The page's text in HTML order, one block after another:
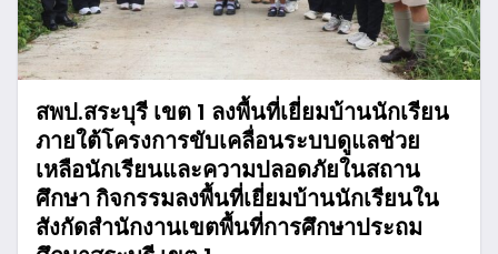
สพป.สระบุรี เขต 1 ลงพื้นที่เยี่ยมบ้านนักเรียน
ภายใต้โครงการขับเคลื่อนระบบดูแลช่วย
เหลือนักเรียนและความปลอดภัยในสถาน
ศึกษา กิจกรรมลงพื้นที่เยี่ยมบ้านนักเรียนใน
สังกัดสำนักงานเขตพื้นที่การศึกษาประถม